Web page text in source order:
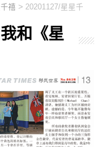
禧 > 20201127/星星千
和《星